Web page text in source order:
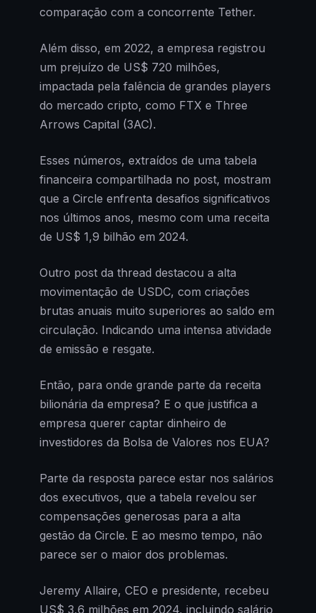
comparação com a concorrente Tether.
Além disso, em 2022, a empresa registrou
um prejuízo de US$ 720 milhões,
impactada pela falência de grandes players
do mercado cripto, como FTX e Three
Arrows Capital (3AC).
Esses números, extraídos de uma tabela
financeira compartilhada no post, mostram
que a Circle enfrenta desafios significativos
nos últimos anos, mesmo com uma receita
de US$ 1,9 bilhão em 2024.
Outro post da thread destacou a alta
movimentação de USDC, com criações
brutas anuais muito superiores ao saldo em
circulação. Indicando uma intensa atividade
de emissão e resgate.
Então, para onde grande parte da receita
bilionária da empresa? E o que justifica a
empresa querer captar dinheiro de
investidores da Bolsa de Valores nos EUA?
Parte da resposta parece estar nos salários
dos executivos, que a tabela revelou ser
compensações generosas para a alta
gestão da Circle. E ao mesmo tempo, não
parece ser o maior dos problemas.
Jeremy Allaire, CEO e presidente, recebeu
US$ 3,6 milhões em 2024, incluindo salário